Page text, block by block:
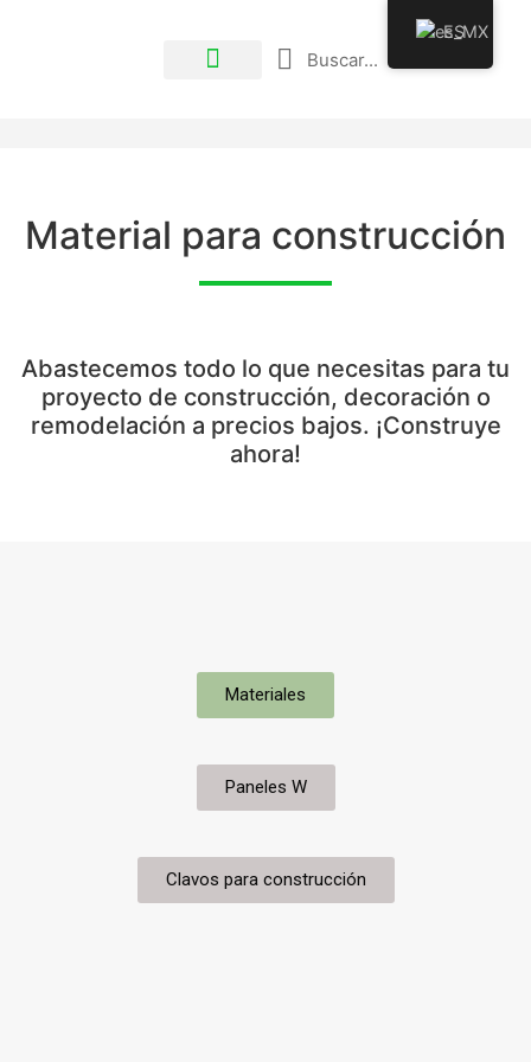
Material para construcción
Abastecemos todo lo que necesitas para tu
proyecto de construcción, decoración o
remodelación a precios bajos. ¡Construye
ahora!
Materiales
Paneles W
Clavos para construcción
ES